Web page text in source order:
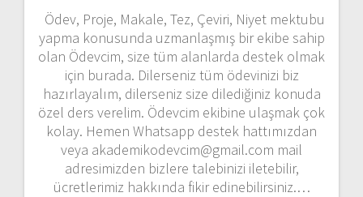
Ödev, Proje, Makale, Tez, Çeviri, Niyet mektubu
yapma konusunda uzmanlaşmış bir ekibe sahip
olan Ödevcim, size tüm alanlarda destek olmak
için burada. Dilerseniz tüm ödevinizi biz
hazırlayalım, dilerseniz size dilediğiniz konuda
özel ders verelim. Ödevcim ekibine ulaşmak çok
kolay. Hemen Whatsapp destek hattımızdan
veya akademikodevcim@gmail.com mail
adresimizden bizlere talebinizi iletebilir,
ücretlerimiz hakkında fikir edinebilirsiniz.…